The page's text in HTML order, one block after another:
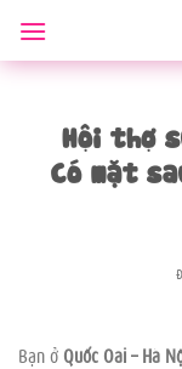
qua
nội
Hội thợ
Có mặt
Bạn ở Quốc Oai – Hà